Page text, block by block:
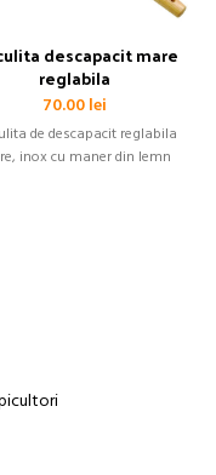
descapacit mare
reglabila
70.00lei
de descapacit reglabila
inox cu maner din lemn